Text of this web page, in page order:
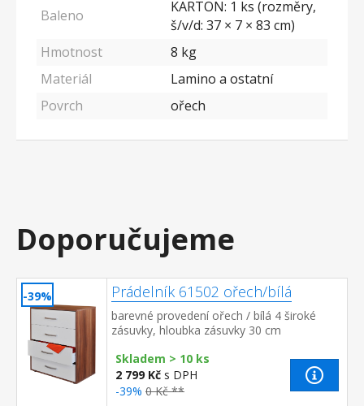
Baleno
KARTON: 1 ks (rozměry,
š/v/d: 37 × 7 × 83 cm)
Hmotnost
8 kg
Materiál
Lamino a ostatní
Povrch
ořech
Doporučujeme
-39% Prádelník 61502 ořech/bílá
barevné provedení ořech / bílá 4 široké
zásuvky, hloubka zásuvky 30 cm
Skladem > 10 ks
2 799 Kč s DPH
-39% 0 Kč **